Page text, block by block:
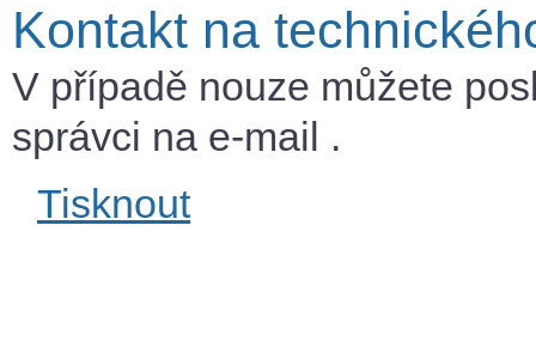
Kontakt na
V případě nouze můžete
správci na e-mail .
Tisknout